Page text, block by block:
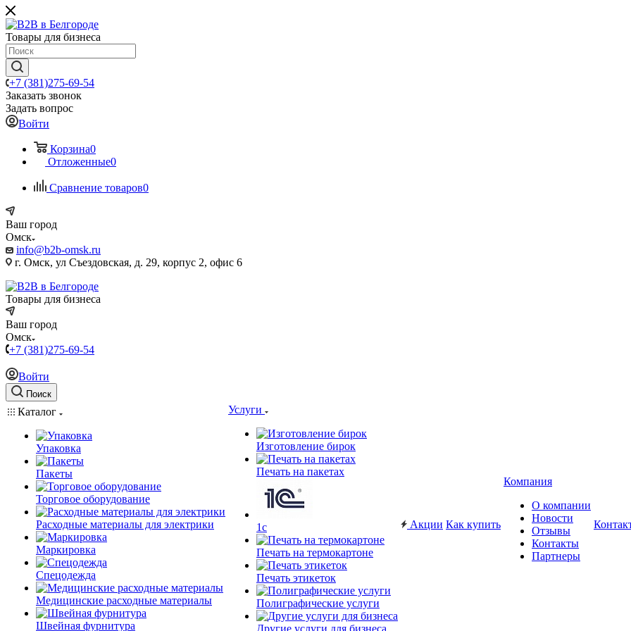
Товары для бизнеса
+7 (381)275-69-54
Заказать звонок
Задать вопрос
Войти
Корзина0
Отложенные0
Сравнение товаров0
Ваш город
Омск
info@b2b-omsk.ru
г. Омск, ул Съездовская, д. 29, корпус 2, офис 6
Товары для бизнеса
Ваш город
Омск
+7 (381)275-69-54
Войти
Поиск
Каталог
Упаковка
Пакеты
Торговое оборудование
Расходные материалы для электрики
Маркировка
Спецодежда
Медицинские расходные материалы
Швейная фурнитура
Услуги
Изготовление бирок
Печать на пакетах
1c
Печать на термокартоне
Печать этикеток
Полиграфические услуги
Другие услуги для бизнеса
Акции Как купить
Компания
О компании
Новости
Отзывы
Контакты
Партнеры